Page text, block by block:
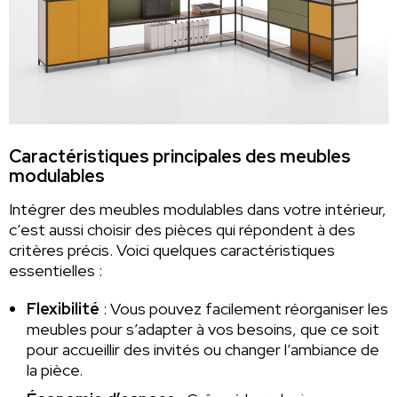
Caractéristiques principales des meubles
modulables
Intégrer des meubles modulables dans votre intérieur,
c’est aussi choisir des pièces qui répondent à des
critères précis. Voici quelques caractéristiques
essentielles :
Flexibilité : Vous pouvez facilement réorganiser les
meubles pour s’adapter à vos besoins, que ce soit
pour accueillir des invités ou changer l’ambiance de
la pièce.